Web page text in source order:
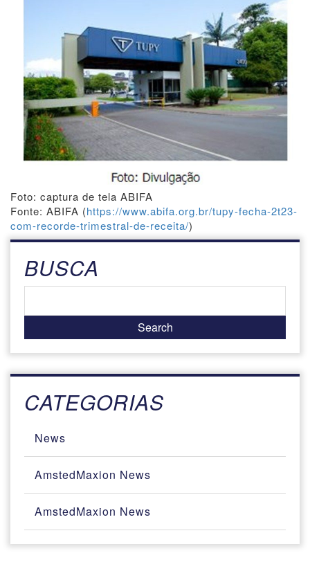
Foto: captura de tela ABIFA
Fonte: ABIFA (https://www.abifa.org.br/tupy-fecha-2t23-
com-recorde-trimestral-de-receita/)
BUSCA
CATEGORIAS
News
AmstedMaxion News
AmstedMaxion News